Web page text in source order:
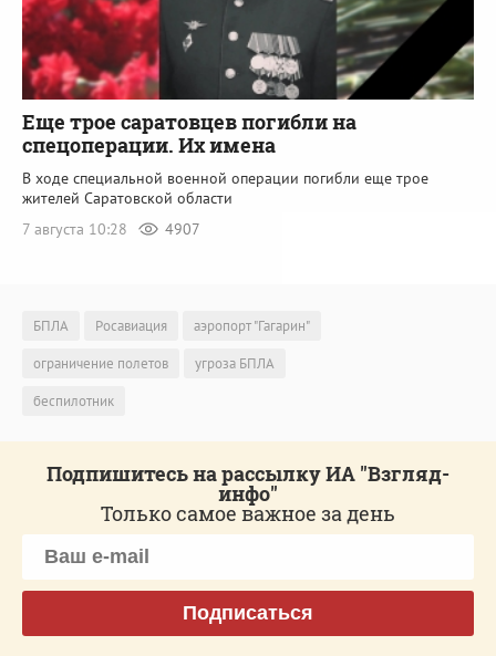
Еще трое саратовцев погибли на
спецоперации. Их имена
В ходе специальной военной операции погибли еще трое
жителей Саратовской области
7 августа 10:28
4907
БПЛА Росавиация
аэропорт "Гагарин"
ограничение полетов
угроза БПЛА
беспилотник
Подпишитесь на рассылку ИА "Взгляд-
инфо"
Только самое важное за день
Подписаться